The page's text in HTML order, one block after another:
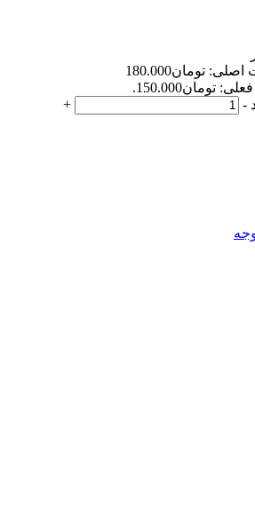
قیمت اصلی: تومان180.000
تومان150.000.
-
+